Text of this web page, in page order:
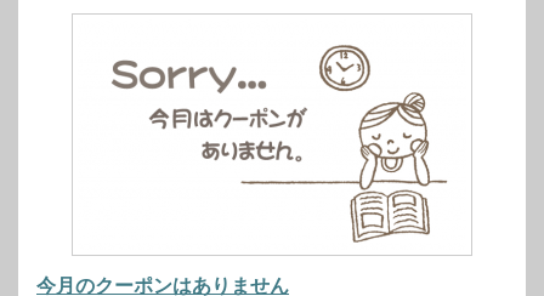
今月のクーポンはありません